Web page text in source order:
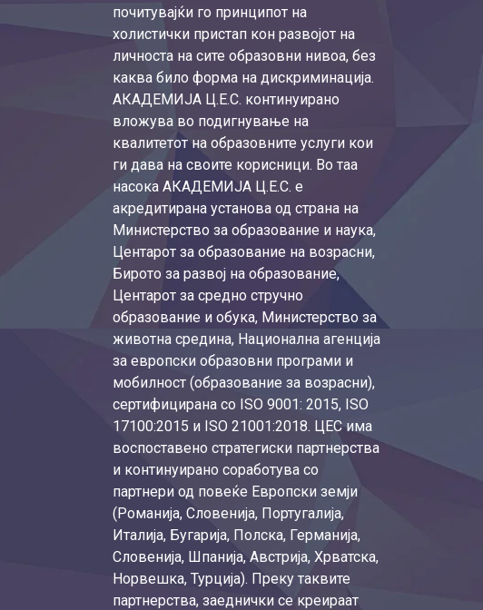
почитувајќи го принципот на
холистички пристап кон развојот на
личноста на сите образовни нивоа, без
каква било форма на дискриминација.
АКАДЕМИЈА Ц.Е.С. континуирано
вложува во подигнување на
квалитетот на образовните услуги кои
ги дава на своите корисници. Во таа
насока АКАДЕМИЈА Ц.Е.С. е
акредитирана установа од страна на
Министерство за образование и наука,
Центарот за образование на возрасни,
Бирото за развој на образование,
Центарот за средно стручно
образование и обука, Министерство за
животна средина, Национална агенција
за европски образовни програми и
мобилност (образование за возрасни),
сертифицирана со ISO 9001: 2015, ISO
17100:2015 и ISO 21001:2018. ЦЕС има
воспоставено стратегиски партнерства
и континуирано соработува со
партнери од повеќе Европски земји
(Романија, Словенија, Португалија,
Италија, Бугарија, Полска, Германија,
Словенија, Шпанија, Австрија, Хрватска,
Норвешка, Турција). Преку таквите
партнерства, заеднички се креираат